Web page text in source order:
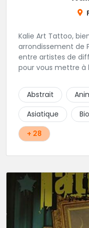
Kalie Art Tattoo,
arrondissement de
entre artistes de
pour vous mettre à
Abstrait
Asiatique
+ 28